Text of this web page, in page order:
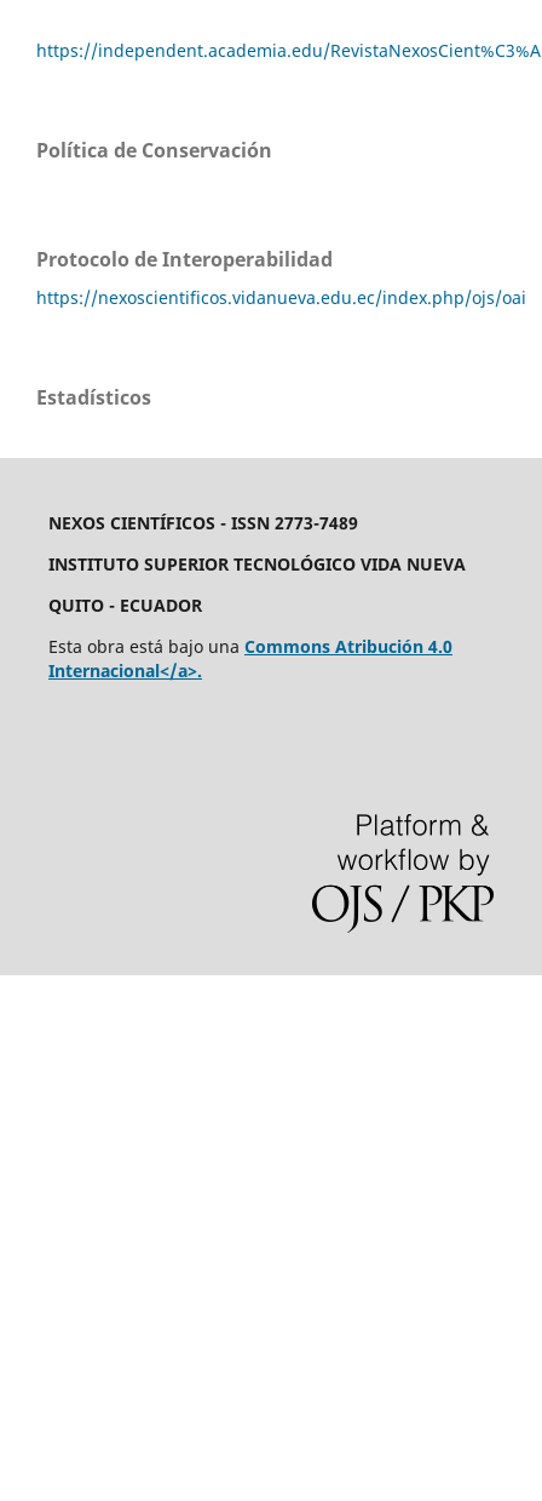
https://independent.academia.edu/
Política de Conservación
Protocolo de Interoperabilidad
https://nexoscientificos.vidanueva.edu.ec/index.php/ojs/oai
Estadísticos
NEXOS CIENTÍFICOS - ISSN 2773-7489
INSTITUTO SUPERIOR TECNOLÓGICO VIDA NUEVA
QUITO - ECUADOR
Esta obra está bajo una Commons Atribución 4.0
Internacional</a>.